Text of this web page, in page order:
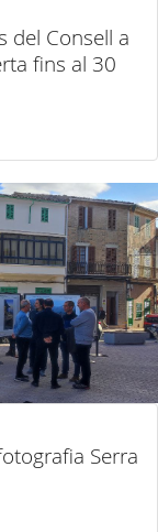
del Consell a
fins al 30
Serra